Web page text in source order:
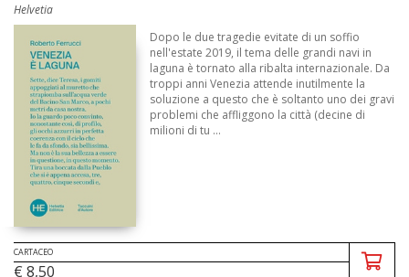
Helvetia
Dopo le due tragedie evitate di un soffio
nell'estate 2019, il tema delle grandi navi in
laguna è tornato alla ribalta internazionale. Da
troppi anni Venezia attende inutilmente la
soluzione a questo che è soltanto uno dei gravi
problemi che affliggono la città (decine di
milioni di tu ...
CARTACEO
€ 8,50